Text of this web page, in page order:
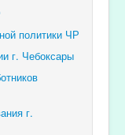
политики ЧР
г. Чебоксары
г.